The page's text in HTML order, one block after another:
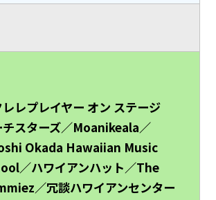
レレプレイヤー オン ステージ
チスターズ／Moanikeala／
Okada Hawaiian Music
／ハワイアンハット／The
／冗談ハワイアンセンター